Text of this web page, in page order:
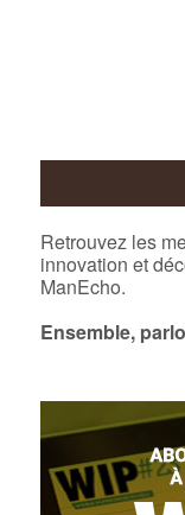
Retrouvez les
innovation et
ManEcho.
Ensemble,